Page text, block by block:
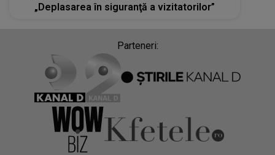
„Deplasarea în siguranţă a vizitatorilor”
Parteneri: